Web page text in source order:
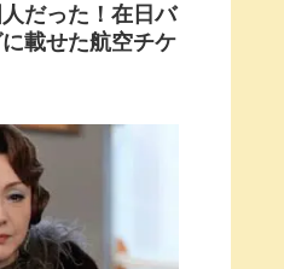
だった！在日バ
載せた航空チケ